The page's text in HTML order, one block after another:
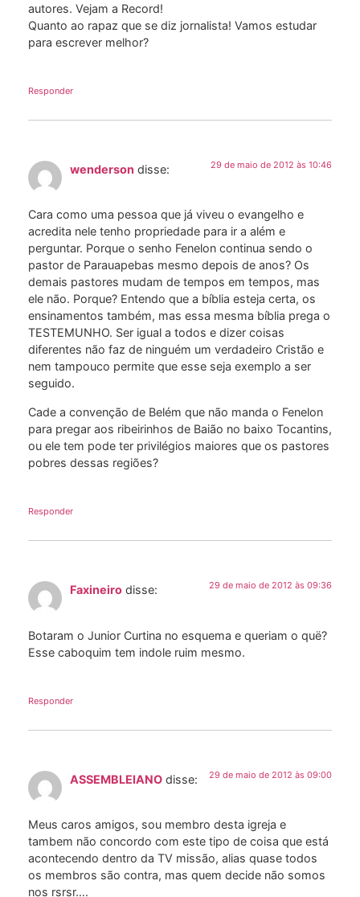
autores. Vejam a Record!
Quanto ao rapaz que se diz jornalista! Vamos estudar
para escrever melhor?
Responder
wenderson disse: 29 de maio de 2012 às 10:46
Cara como uma pessoa que já viveu o evangelho e
acredita nele tenho propriedade para ir a além e
perguntar. Porque o senho Fenelon continua sendo o
pastor de Parauapebas mesmo depois de anos? Os
demais pastores mudam de tempos em tempos, mas
ele não. Porque? Entendo que a bíblia esteja certa, os
ensinamentos também, mas essa mesma bíblia prega o
TESTEMUNHO. Ser igual a todos e dizer coisas
diferentes não faz de ninguém um verdadeiro Cristão e
nem tampouco permite que esse seja exemplo a ser
seguido.
Cade a convenção de Belém que não manda o Fenelon
para pregar aos ribeirinhos de Baião no baixo Tocantins,
ou ele tem pode ter privilégios maiores que os pastores
pobres dessas regiões?
Responder
Faxineiro disse: 29 de maio de 2012 às 09:36
Botaram o Junior Curtina no esquema e queriam o quë?
Esse caboquim tem indole ruim mesmo.
Responder
ASSEMBLEIANO disse: 29 de maio de 2012 às 09:00
Meus caros amigos, sou membro desta igreja e
tambem não concordo com este tipo de coisa que está
acontecendo dentro da TV missão, alias quase todos
os membros são contra, mas quem decide não somos
nos rsrsr….